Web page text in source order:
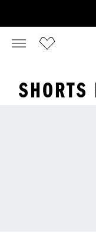
SHORTS